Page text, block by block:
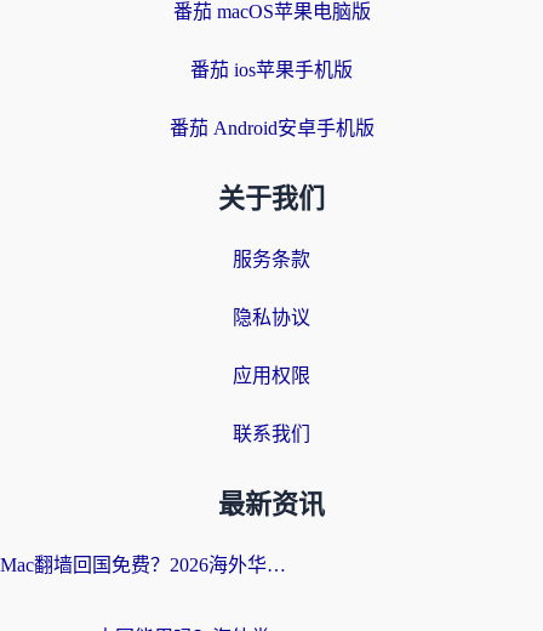
番茄 macOS苹果电脑版
番茄 ios苹果手机版
番茄 Android安卓手机版
关于我们
服务条款
隐私协议
应用权限
联系我们
最新资讯
Mac翻墙回国免费？2026海外华人亲测：从CCTV5直播到国内APP，这样选加速器才靠谱